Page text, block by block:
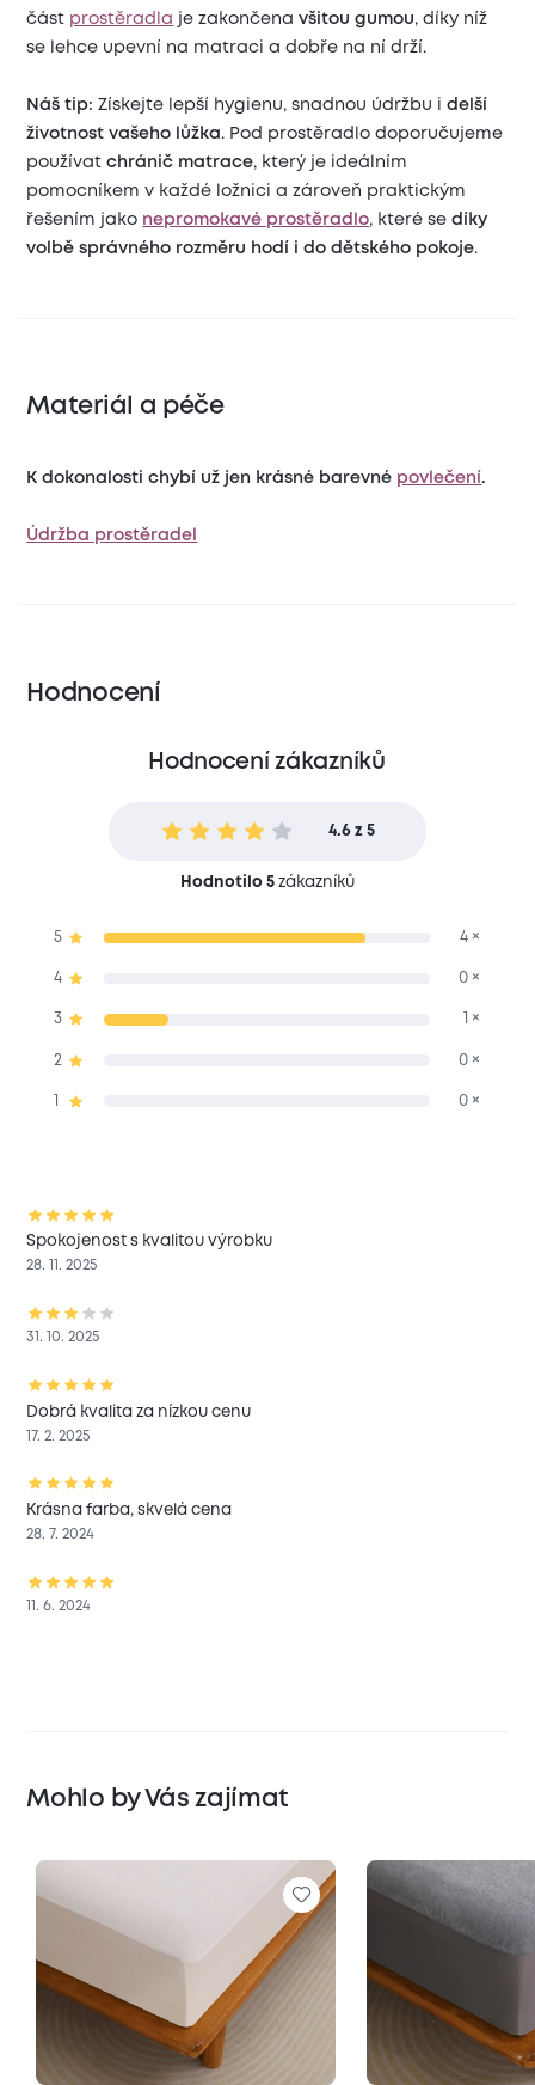
část prostěradla je zakončenavšitou gumou, díky níž
se lehce upevní na matraci a dobře na ní drží.
Náš tip: Získejte lepší hygienu, snadnou údržbu idelší
životnost vašeho lůžka. Pod prostěradlo doporučujeme
používatchránič matrace, který je ideálním
pomocníkem v každé ložnici a zároveň praktickým
řešením jako nepromokavé prostěradlo, které sedíky
volbě správného rozměru hodí i do dětského pokoje.
Materiál a péče
K dokonalosti chybí už jen krásné barevné povlečení.
Údržba prostěradel
Hodnocení
Hodnocení zákazníků
4.6 z 5
Hodnotilo 5zákazníků
5 4 ×
4 0 ×
3 1 ×
2 0 ×
0 ×
Spokojenost s kvalitou výrobku
28. 11. 2025
31. 10. 2025
Dobrá kvalita za nízkou cenu
17. 2. 2025
Krásna farba, skvelá cena
28. 7. 2024
11. 6. 2024
Mohlo by Vás zajímat